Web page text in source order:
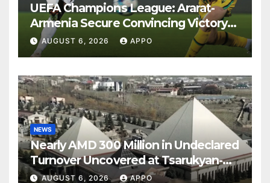
UEFA Champions League: Ararat-
Armenia Secure Convincing Victory
Over Shamrock Rovers 2-0
AUGUST 6, 2026 APPO
NEWS
Nearly AMD 300 Million in Undeclared
Turnover Uncovered at Tsarukyan-
Owned Entertainment Center
AUGUST 6, 2026 APPO